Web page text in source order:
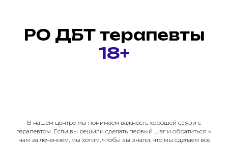
РО ДБТ терапевты
18+
В нашем центре мы понимаем важность хорошей связи с
терапевтом. Если вы решили сделать первый шаг и обратиться к
нам за лечением, мы хотим, чтобы вы знали, что мы сделаем все